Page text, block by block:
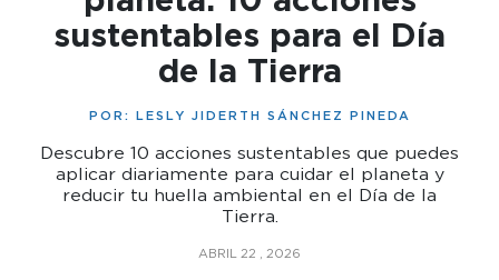
sustentables para el Día
de la Tierra
POR: LESLY JIDERTH SÁNCHEZ PINEDA
Descubre 10 acciones sustentables que puedes
aplicar diariamente para cuidar el planeta y
reducir tu huella ambiental en el Día de la
Tierra.
ABRIL 22 , 2026